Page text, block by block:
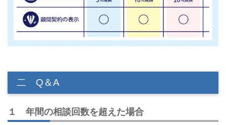
二 Q＆A
１ 年間の相談回数を超えた場合